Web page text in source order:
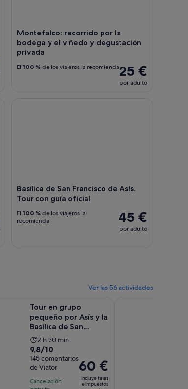
Montefalco: recorrido por la
bodega y el viñedo y degustación
privada
25 €
por adulto
El 100 % de los viajeros la recomienda
Basílica de San Francisco de Asís.
Tour con guía oficial
45 €
por adulto
El 100 % de los viajeros la
recomienda
Ver las 56 actividades
Tour en grupo
pequeño por Asís y la
Basílica de San
Francisco
La
duración
de
la
actividad
2 h 30 min
9.8
sobre
10
con
9,8/10
145 comentarios
de Viator
Cancelación
El
precio
es
60 €
incluye tasas
e impuestos